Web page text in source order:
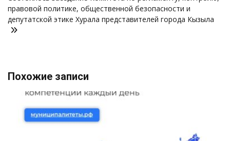
правовой политике, общественной безопасности и
депутатской этике Хурала представителей города Кызыла
Похожие записи